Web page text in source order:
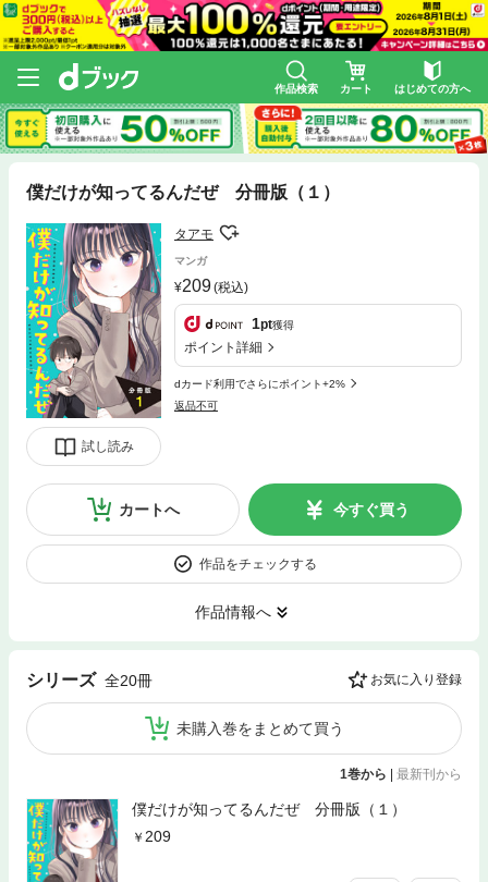
作品検索 カート はじめての方へ
僕だけが知ってるんだぜ 分冊版（１）
試し読み
タアモ
マンガ
209(税込)
1pt獲得
ポイント詳細
dカード利用でさらにポイント+2%
返品不可
カートへ 今すぐ買う
作品をチェックする
作品情報へ
シリーズ 全20冊 お気に入り登録
未購入巻をまとめて買う
1巻から | 最新刊から
僕だけが知ってるんだぜ 分冊版（１）
209